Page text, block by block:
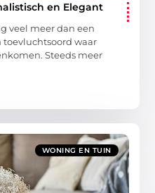
en Elegant
veel meer dan een
waar
Steeds meer
WONING EN TUIN